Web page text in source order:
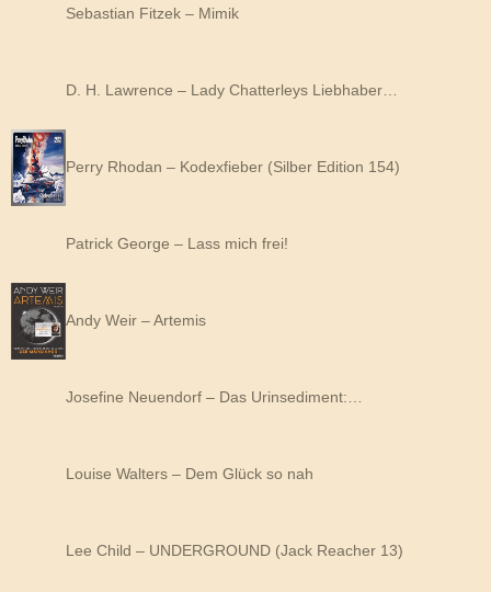
Sebastian Fitzek – Mimik
D. H. Lawrence – Lady Chatterleys Liebhaber…
Perry Rhodan – Kodexfieber (Silber Edition 154)
Patrick George – Lass mich frei!
Andy Weir – Artemis
Josefine Neuendorf – Das Urinsediment:…
Louise Walters – Dem Glück so nah
Lee Child – UNDERGROUND (Jack Reacher 13)